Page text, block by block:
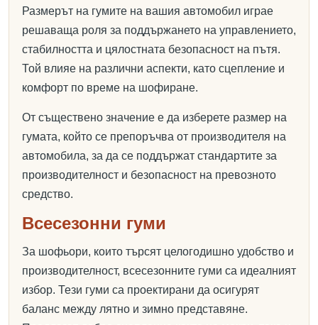
Размерът на гумите на вашия автомобил играе
решаваща роля за поддържането на управлението,
стабилността и цялостната безопасност на пътя.
Той влияе на различни аспекти, като сцепление и
комфорт по време на шофиране.
От съществено значение е да изберете размер на
гумата, който се препоръчва от производителя на
автомобила, за да се поддържат стандартите за
производителност и безопасност на превозното
средство.
Всесезонни гуми
За шофьори, които търсят целогодишно удобство и
производителност, всесезонните гуми са идеалният
избор. Тези гуми са проектирани да осигурят
баланс между лятно и зимно представяне.